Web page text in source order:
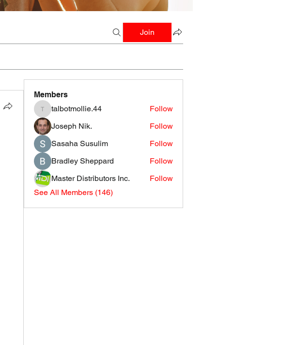
Join
Members
talbotmollie.44
talbotmollie.44
Follow
Joseph Nik.
Follow
Sasaha Susulim
Follow
Bradley Sheppard
Follow
Master Distributors Inc.
Follow
See All Members (146)